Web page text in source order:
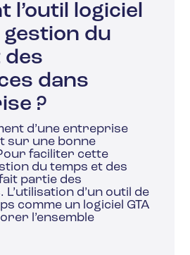
l’outil logiciel
du
des
dans
?
d’une entreprise
sur une bonne
faciliter cette
du temps et des
partie des
d’un outil de
comme un logiciel GTA
l’ensemble